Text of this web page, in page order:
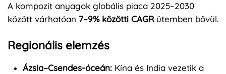
A kompozit anyagok globális piaca 2025–2030
között várhatóan 7–9% közötti CAGRütemben bővül.
Regionális elemzés
Ázsia–Csendes-óceán: Kína és India vezetik a